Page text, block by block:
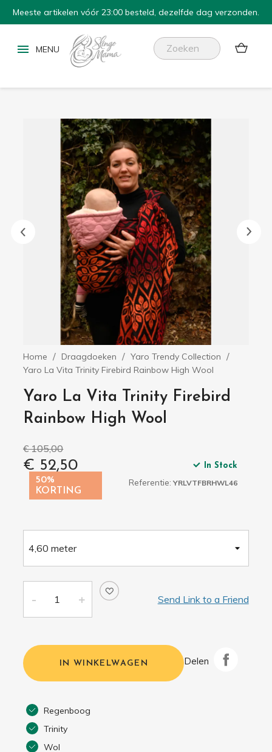
Meeste artikelen vóór 23:00 besteld, dezelfde dag verzonden.

Home Draagdoeken
Yaro Trendy Collection
Yaro La Vita Trinity Firebird Rainbow High Wool
Yaro La Vita Trinity Firebird
Rainbow High Wool
€ 105,00
€ 52,50
50%
KORTING
In Stock
Referentie: YRLVTFBRHWL46
Send Link to a Friend
IN WINKELWAGEN Delen
Regenboog
Trinity
Wol